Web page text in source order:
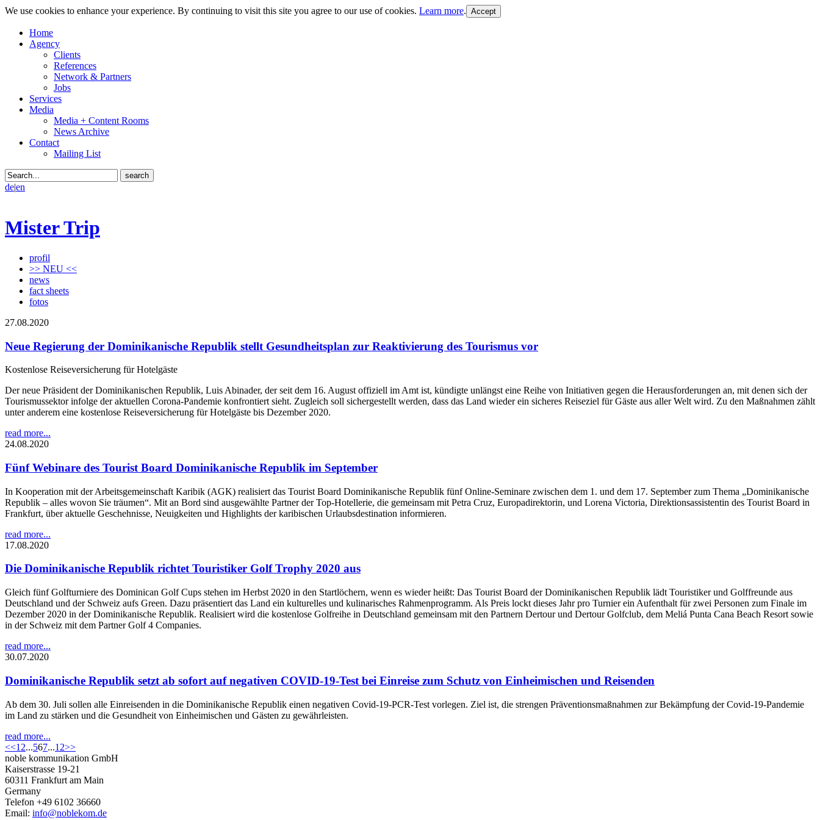
We use cookies to enhance your experience. By continuing to visit this site you agree to our use of cookies. Learn more.
Home
Agency
Clients
References
Network & Partners
Jobs
Services
Media
Media + Content Rooms
News Archive
Contact
Mailing List
de|en
Mister Trip
profil
>> NEU <<
news
fact sheets
fotos
27.08.2020
Neue Regierung der Dominikanische Republik stellt Gesundheitsplan zur Reaktivierung des Tourismus vor
Kostenlose Reiseversicherung für Hotelgäste
Der neue Präsident der Dominikanischen Republik, Luis Abinader, der seit dem 16. August offiziell im Amt ist, kündigte unlängst eine Reihe von Initiativen gegen die Herausforderungen an, mit denen sich der
Tourismussektor infolge der aktuellen Corona-Pandemie konfrontiert sieht. Zugleich soll sichergestellt werden, dass das Land wieder ein sicheres Reiseziel für Gäste aus aller Welt wird. Zu den Maßnahmen zählt
unter anderem eine kostenlose Reiseversicherung für Hotelgäste bis Dezember 2020.
read more...
24.08.2020
Fünf Webinare des Tourist Board Dominikanische Republik im September
In Kooperation mit der Arbeitsgemeinschaft Karibik (AGK) realisiert das Tourist Board Dominikanische Republik fünf Online-Seminare zwischen dem 1. und dem 17. September zum Thema „Dominikanische
Republik – alles wovon Sie träumen“. Mit an Bord sind ausgewählte Partner der Top-Hotellerie, die gemeinsam mit Petra Cruz, Europadirektorin, und Lorena Victoria, Direktionsassistentin des Tourist Board in
Frankfurt, über aktuelle Geschehnisse, Neuigkeiten und Highlights der karibischen Urlaubsdestination informieren.
read more...
17.08.2020
Die Dominikanische Republik richtet Touristiker Golf Trophy 2020 aus
Gleich fünf Golfturniere des Dominican Golf Cups stehen im Herbst 2020 in den Startlöchern, wenn es wieder heißt: Das Tourist Board der Dominikanischen Republik lädt Touristiker und Golffreunde aus
Deutschland und der Schweiz aufs Green. Dazu präsentiert das Land ein kulturelles und kulinarisches Rahmenprogramm. Als Preis lockt dieses Jahr pro Turnier ein Aufenthalt für zwei Personen zum Finale im
Dezember 2020 in der Dominikanische Republik. Realisiert wird die kostenlose Golfreihe in Deutschland gemeinsam mit den Partnern Dertour und Dertour Golfclub, dem Meliá Punta Cana Beach Resort sowie
in der Schweiz mit dem Partner Golf 4 Companies.
read more...
30.07.2020
Dominikanische Republik setzt ab sofort auf negativen COVID-19-Test bei Einreise zum Schutz von Einheimischen und Reisenden
Ab dem 30. Juli sollen alle Einreisenden in die Dominikanische Republik einen negativen Covid-19-PCR-Test vorlegen. Ziel ist, die strengen Präventionsmaßnahmen zur Bekämpfung der Covid-19-Pandemie
im Land zu stärken und die Gesundheit von Einheimischen und Gästen zu gewährleisten.
read more...
<<1 2...567...12>>
noble kommunikation GmbH
Kaiserstrasse 19-21
60311 Frankfurt am Main
Germany
Telefon +49 6102 36660
Email: info@noblekom.de